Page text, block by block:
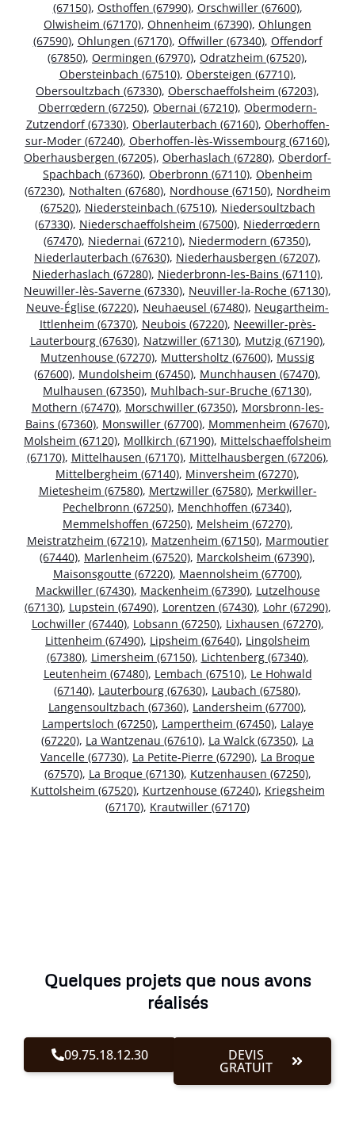
(67150), Osthoffen (67990), Orschwiller (67600),
Olwisheim (67170), Ohnenheim (67390), Ohlungen
(67590), Ohlungen (67170), Offwiller (67340), Offendorf
(67850), Oermingen (67970), Odratzheim (67520),
Obersteinbach (67510), Obersteigen (67710),
Obersoultzbach (67330), Oberschaeffolsheim (67203),
Oberrœdern (67250), Obernai (67210), Obermodern-
Zutzendorf (67330), Oberlauterbach (67160), Oberhoffen-
sur-Moder (67240), Oberhoffen-lès-Wissembourg (67160),
Oberhausbergen (67205), Oberhaslach (67280), Oberdorf-
Spachbach (67360), Oberbronn (67110), Obenheim
(67230), Nothalten (67680), Nordhouse (67150), Nordheim
(67520), Niedersteinbach (67510), Niedersoultzbach
(67330), Niederschaeffolsheim (67500), Niederrœdern
(67470), Niedernai (67210), Niedermodern (67350),
Niederlauterbach (67630), Niederhausbergen (67207),
Niederhaslach (67280), Niederbronn-les-Bains (67110),
Neuwiller-lès-Saverne (67330), Neuviller-la-Roche (67130),
Neuve-Église (67220), Neuhaeusel (67480), Neugartheim-
Ittlenheim (67370), Neubois (67220), Neewiller-près-
Lauterbourg (67630), Natzwiller (67130), Mutzig (67190),
Mutzenhouse (67270), Muttersholtz (67600), Mussig
(67600), Mundolsheim (67450), Munchhausen (67470),
Mulhausen (67350), Muhlbach-sur-Bruche (67130),
Mothern (67470), Morschwiller (67350), Morsbronn-les-
Bains (67360), Monswiller (67700), Mommenheim (67670),
Molsheim (67120), Mollkirch (67190), Mittelschaeffolsheim
(67170), Mittelhausen (67170), Mittelhausbergen (67206),
Mittelbergheim (67140), Minversheim (67270),
Mietesheim (67580), Mertzwiller (67580), Merkwiller-
Pechelbronn (67250), Menchhoffen (67340),
Memmelshoffen (67250), Melsheim (67270),
Meistratzheim (67210), Matzenheim (67150), Marmoutier
(67440), Marlenheim (67520), Marckolsheim (67390),
Maisonsgoutte (67220), Maennolsheim (67700),
Mackwiller (67430), Mackenheim (67390), Lutzelhouse
(67130), Lupstein (67490), Lorentzen (67430), Lohr (67290),
Lochwiller (67440), Lobsann (67250), Lixhausen (67270),
Littenheim (67490), Lipsheim (67640), Lingolsheim
(67380), Limersheim (67150), Lichtenberg (67340),
Leutenheim (67480), Lembach (67510), Le Hohwald
(67140), Lauterbourg (67630), Laubach (67580),
Langensoultzbach (67360), Landersheim (67700),
Lampertsloch (67250), Lampertheim (67450), Lalaye
(67220), La Wantzenau (67610), La Walck (67350), La
Vancelle (67730), La Petite-Pierre (67290), La Broque
(67570), La Broque (67130), Kutzenhausen (67250),
Kuttolsheim (67520), Kurtzenhouse (67240), Kriegsheim
(67170), Krautwiller (67170)
Quelques projets que nous avons
réalisés
09.75.18.12.30 DEVIS
GRATUIT